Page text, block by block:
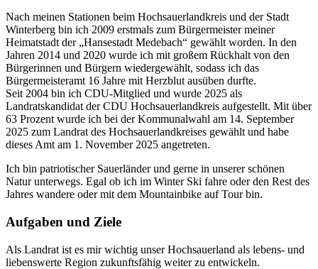
Nach meinen Stationen beim Hochsauerlandkreis und der Stadt
Winterberg bin ich 2009 erstmals zum Bürgermeister meiner
Heimatstadt der „Hansestadt Medebach“ gewählt worden. In den
Jahren 2014 und 2020 wurde ich mit großem Rückhalt von den
Bürgerinnen und Bürgern wiedergewählt, sodass ich das
Bürgermeisteramt 16 Jahre mit Herzblut ausüben durfte.
Seit 2004 bin ich CDU-Mitglied und wurde 2025 als
Landratskandidat der CDU Hochsauerlandkreis aufgestellt. Mit über
63 Prozent wurde ich bei der Kommunalwahl am 14. September
2025 zum Landrat des Hochsauerlandkreises gewählt und habe
dieses Amt am 1. November 2025 angetreten.
Ich bin patriotischer Sauerländer und gerne in unserer schönen
Natur unterwegs. Egal ob ich im Winter Ski fahre oder den Rest des
Jahres wandere oder mit dem Mountainbike auf Tour bin.
Aufgaben und Ziele
Als Landrat ist es mir wichtig unser Hochsauerland als lebens- und
liebenswerte Region zukunftsfähig weiter zu entwickeln.